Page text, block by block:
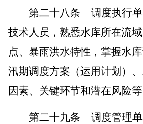
第二十八条 调度执行单
技术人员，熟悉水库所在流
点、暴雨洪水特性，掌握水
汛期调度方案（运用计划）
因素、关键环节和潜在风险等
第二十九条 调度管理单